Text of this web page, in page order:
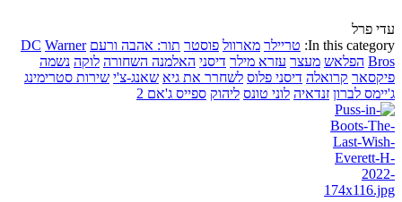
עדי פרל
In this category: טריילר מארוול פוסטר תור: אהבה ורעם DC Warner
Bros הפלאש מעצר עזרא מילר דיסני האלמנה השחורה לוקה נשמה
פיקסאר קרואלה דיסני פלוס לשחרר את גיא שאנג-צ'י שירות סטרימינג
ג'יימס לברון זנדאיה לוני טונס ליהוק ספייס ג'אם 2